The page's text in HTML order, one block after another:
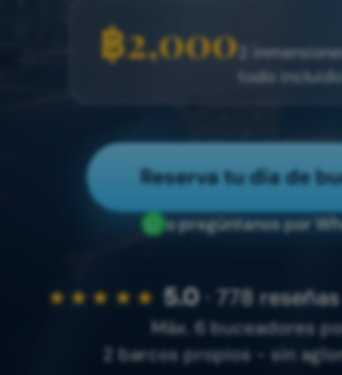
฿2,000 2
todo incluido
Reserva tu día de
o pregúntanos por
★★★★★ 5.0· 778
Máx. 6 buceadores
2 barcos propios - sin